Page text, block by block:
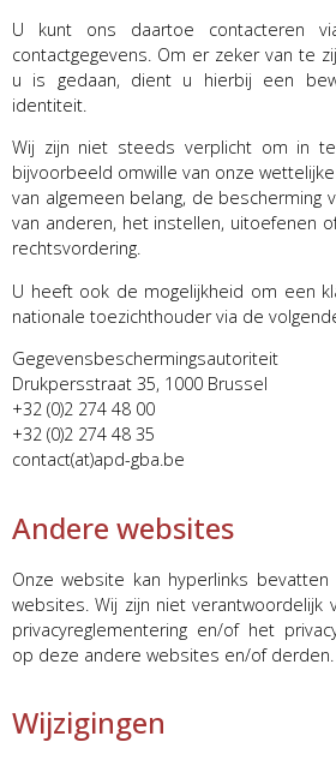
U kunt ons daartoe contacteren
contactgegevens. Om er zeker van te
u is gedaan, dient u hierbij een
identiteit.
Wij zijn niet steeds verplicht om in
bijvoorbeeld omwille van onze
van algemeen belang, de bescherming
van anderen, het instellen, uitoefenen
rechtsvordering.
U heeft ook de mogelijkheid om een
nationale toezichthouder via de
Gegevensbeschermingsautoriteit
Drukpersstraat 35, 1000 Brussel
+32 (0)2 274 48 00
+32 (0)2 274 48 35
contact(at)apd-gba.be
Andere websites
Onze website kan hyperlinks
websites. Wij zijn niet verantwoordelijk
privacyreglementering en/of het
op deze andere websites en/of derden.
Wijzigingen